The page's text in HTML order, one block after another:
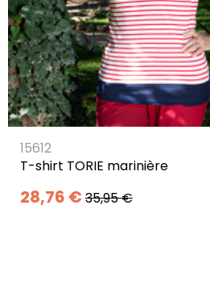
15612
T-shirt TORIE marinière
28,76 € 35,95 €